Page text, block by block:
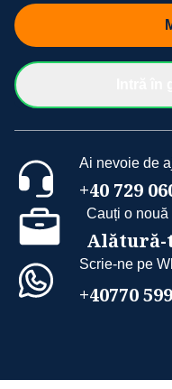
Ai nevoie de
+40 729
Cauți o
Alătură-
Scrie-ne pe
+40770